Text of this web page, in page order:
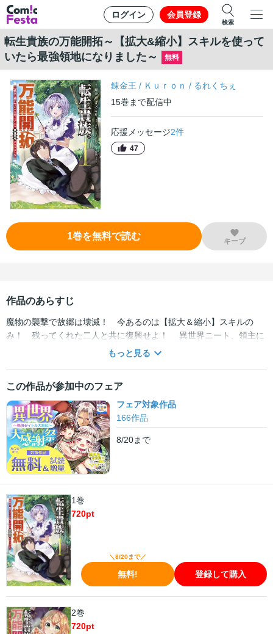
ログイン 会員登録
検索
転生貴族の万能開拓～【拡大&縮小】スキルを使って
いたら最強領地になりました～
無料
錬金王 / Ｋｕｒｏｎ / るれくちぇ
15巻 まで配信中
応援メッセージ2件
47
1巻を無料で読む キープ
作品のあらすじ
魔物の襲撃で故郷は壊滅！ 今あるのは【拡大＆縮小】スキルの
み！ 残ってくれた二人と共に復興せよ！ 異世界ニート、領主に
なる！「小説家になろう」大人気作コミカライズ！ 全世界の「働
「異世界に来たからには絶対働きたくない」という固い決意ととも
に！ しかし領地は大森林から襲いかかる魔物のせいで常に貧困状
態。さらには魔物の襲撃で領主の父と頼れる兄がいなくなり、残っ
た領民は二人だけ……。領主となったノクトは一見ハズレな【拡大
＆縮小】スキルを駆使し、領地復興に向け立ち上がる！！
もっと見る
この作品が参加中のフェア
フェア対象作品
166作品
8/20まで
1巻
720pt
＼8/20まで／
無料! 登録して購入
2巻
720pt